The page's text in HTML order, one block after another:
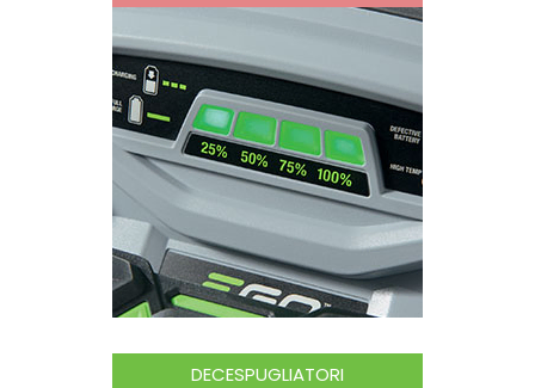
DECESPUGLIATORI